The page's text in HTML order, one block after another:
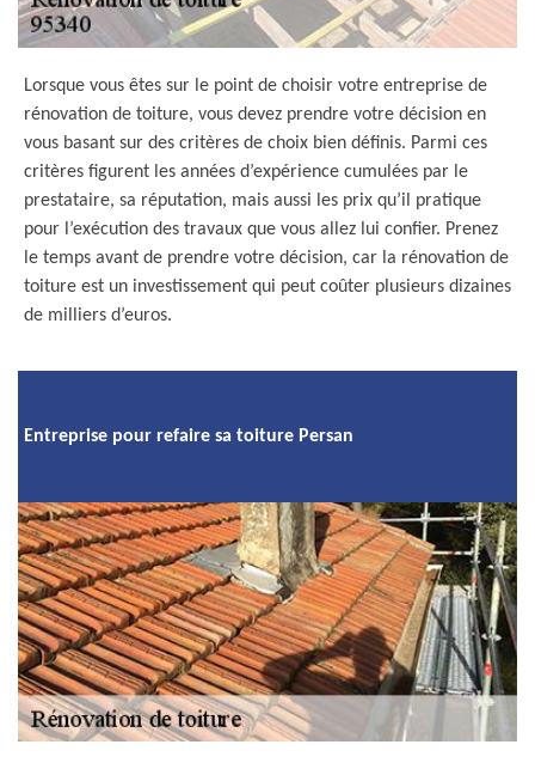
Lorsque vous êtes sur le point de choisir votre entreprise de
rénovation de toiture, vous devez prendre votre décision en
vous basant sur des critères de choix bien définis. Parmi ces
critères figurent les années d’expérience cumulées par le
prestataire, sa réputation, mais aussi les prix qu’il pratique
pour l’exécution des travaux que vous allez lui confier. Prenez
le temps avant de prendre votre décision, car la rénovation de
toiture est un investissement qui peut coûter plusieurs dizaines
de milliers d’euros.
Entreprise pour refaire sa toiture Persan